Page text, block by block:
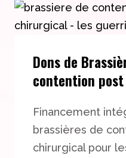
Dons de
contention
Financement
brassières de
chirurgical pour